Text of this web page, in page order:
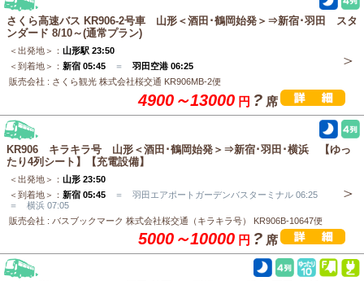
さくら高速バス KR906-2号車 山形＜酒田･鶴岡始発＞⇒新宿･羽田 スタ
ンダード 8/10～(通常プラン)
＜出発地＞： 山形駅 23:50
＜到着地＞： 新宿 05:45 ＝ 羽田空港 06:25
販売会社 : さくら観光 株式会社桜交通 KR906MB-2便
4900～13000 円 ? 席
KR906 キラキラ号 山形＜酒田･鶴岡始発＞⇒新宿･羽田･横浜 【ゆっ
たり4列シート】【充電設備】
＜出発地＞： 山形 23:50
＜到着地＞： 新宿 05:45 ＝ 羽田エアポートガーデンバスターミナル 06:25
＝ 横浜 07:05
販売会社 : バスブックマーク 株式会社桜交通（キラキラ号） KR906B-10647便
5000～10000 円 ? 席